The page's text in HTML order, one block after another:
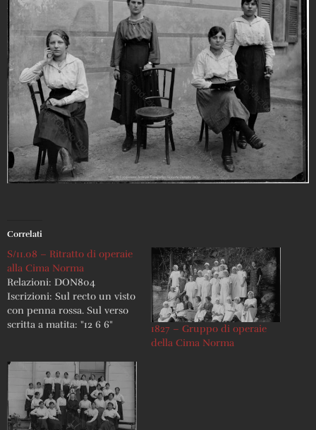
Correlati
S/11.08 – Ritratto di operaie
alla Cima Norma
Relazioni: DON804
Iscrizioni: Sul recto un visto
con penna rossa. Sul verso
scritta a matita: "12 6 6"
1827 – Gruppo di operaie
della Cima Norma